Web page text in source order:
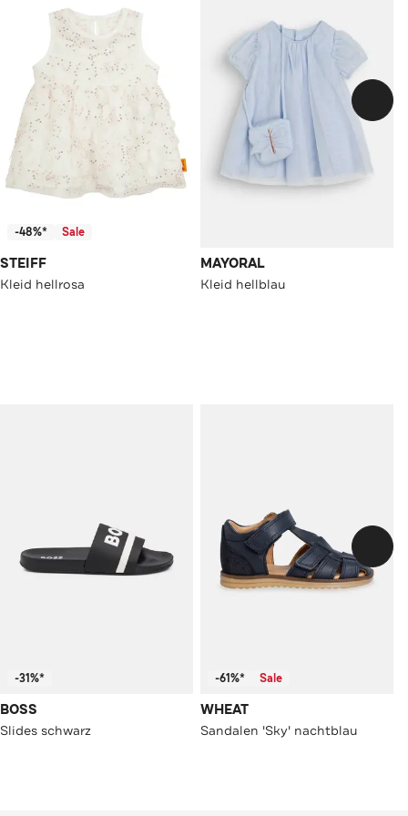
-48%* Sale
STEIFF
Kleid hellrosa
MAYORAL
Kleid hellblau
-31%*
BOSS
Slides schwarz
-61%* Sale
WHEAT
Sandalen 'Sky' nachtblau